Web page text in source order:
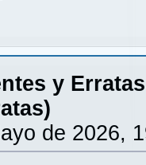
y Erratas
de 2026,